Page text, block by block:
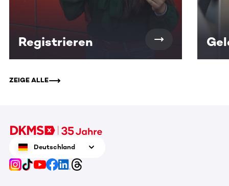
Registrieren
ZEIGE ALLE
Deutschland